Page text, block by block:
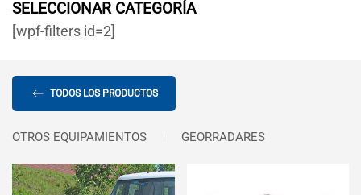
SELECCIONAR CATEGORÍA
[wpf-filters id=2]
TODOS LOS PRODUCTOS
OTROS EQUIPAMIENTOS GEORRADARES